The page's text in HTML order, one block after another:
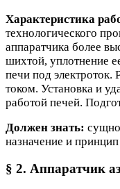
Характеристика
технологического
аппаратчика более
шихтой, уплотнение
печи под электроток.
током. Установка и
работой печей.
Должен знать:
назначение и
§ 2. Аппаратчик